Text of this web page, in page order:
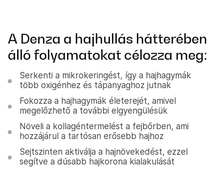
A Denza a hajhullás hátterében
álló folyamatokat célozza meg:
Serkenti a mikrokeringést, így a hajhagymák
több oxigénhez és tápanyaghoz jutnak
Fokozza a hajhagymák életerejét, amivel
megelőzhető a további elgyengülésük
Növeli a kollagéntermelést a fejbőrben, ami
hozzájárul a tartósan erősebb hajhoz
Sejtszinten aktiválja a hajnövekedést, ezzel
segítve a dúsabb hajkorona kialakulását